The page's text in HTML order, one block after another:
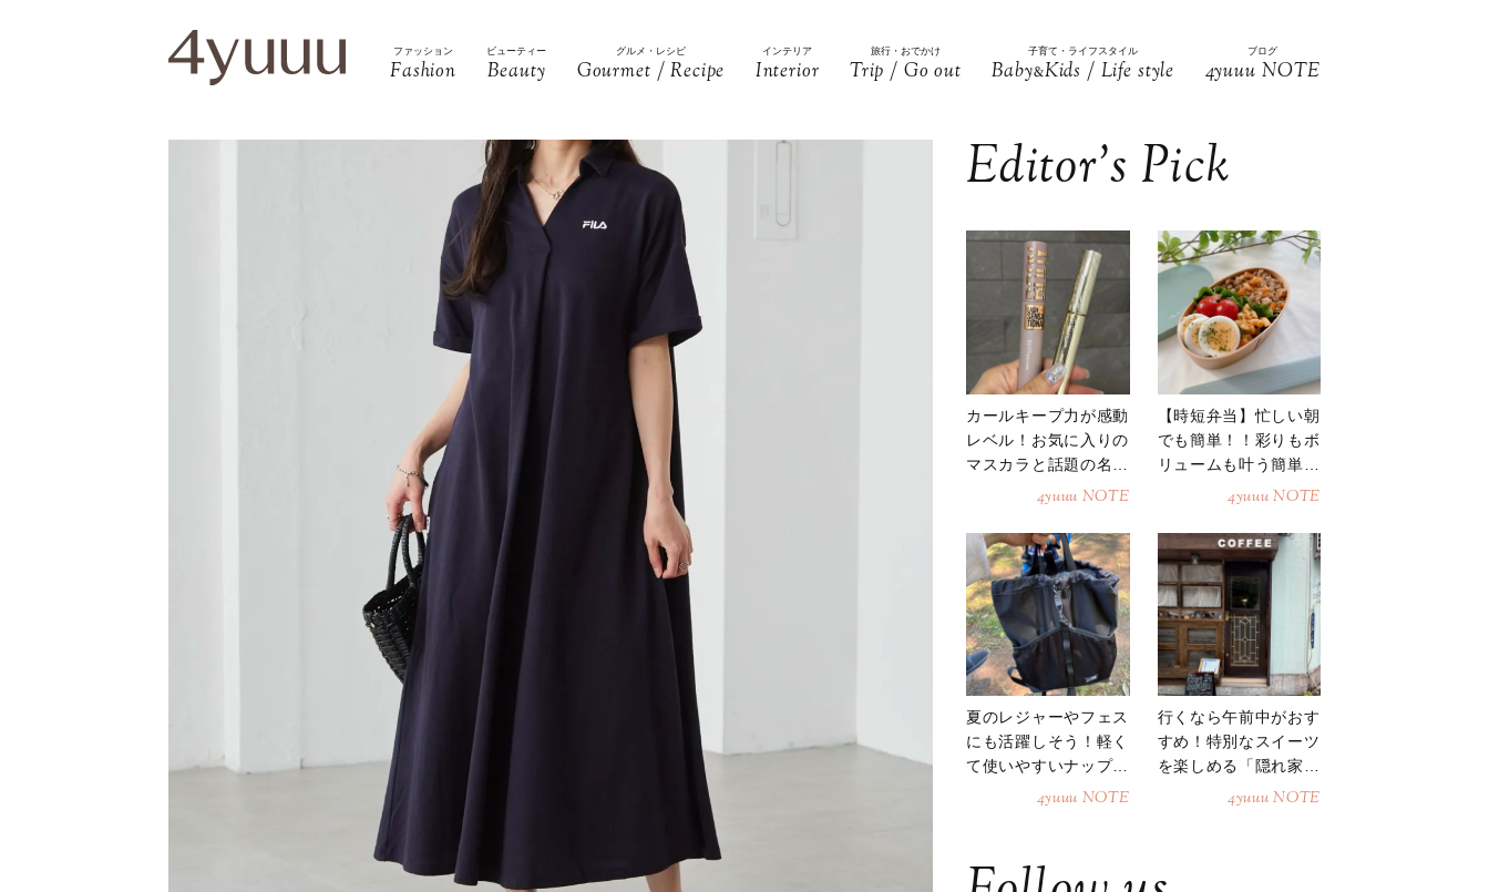
ファッション
Fashion
ビューティー
Beauty
グルメ・レシピ
Gourmet / Recipe
インテリア
Interior
旅行・おでかけ
Trip / Go out
子育て・ライフスタイル
Baby&Kids / Life style
ブログ
4yuuu NOTE
Editor’s Pick
カールキープ力が感動
レベル！お気に入りの
マスカラと話題の名品
4yuuu NOTE
【時短弁当】忙しい朝
でも簡単！！彩りもボ
リュームも叶う簡単そ
4yuuu NOTE
夏のレジャーやフェス
にも活躍しそう！軽く
て使いやすいナップサ
4yuuu NOTE
行くなら午前中がおす
すめ！特別なスイーツ
を楽しめる「隠れ家カ
4yuuu NOTE